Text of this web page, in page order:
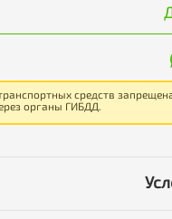
средств
органы ГИБДД.